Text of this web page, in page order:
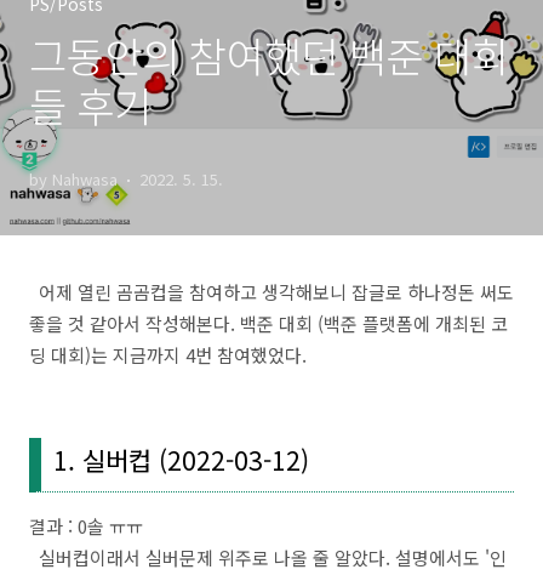
그동안의 참여했던 백준 대회
들 후기
by Nahwasa 2022. 5. 15.
어제 열린 곰곰컵을 참여하고 생각해보니 잡글로 하나정돈 써도
좋을 것 같아서 작성해본다. 백준 대회 (백준 플랫폼에 개최된 코
딩 대회)는 지금까지 4번 참여했었다.
1. 실버컵 (2022-03-12)
결과 : 0솔 ㅠㅠ
실버컵이래서 실버문제 위주로 나올 줄 알았다. 설명에서도 '인